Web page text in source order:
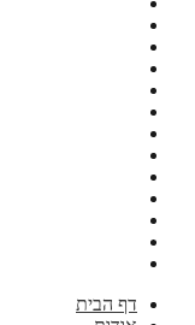
דף הבית